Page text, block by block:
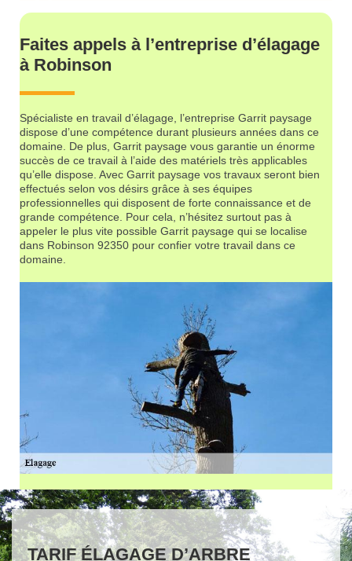
Faites appels à l’entreprise d’élagage
à Robinson
Spécialiste en travail d’élagage, l’entreprise Garrit paysage
dispose d’une compétence durant plusieurs années dans ce
domaine. De plus, Garrit paysage vous garantie un énorme
succès de ce travail à l’aide des matériels très applicables
qu’elle dispose. Avec Garrit paysage vos travaux seront bien
effectués selon vos désirs grâce à ses équipes
professionnelles qui disposent de forte connaissance et de
grande compétence. Pour cela, n’hésitez surtout pas à
appeler le plus vite possible Garrit paysage qui se localise
dans Robinson 92350 pour confier votre travail dans ce
domaine.
TARIF ÉLAGAGE D’ARBRE